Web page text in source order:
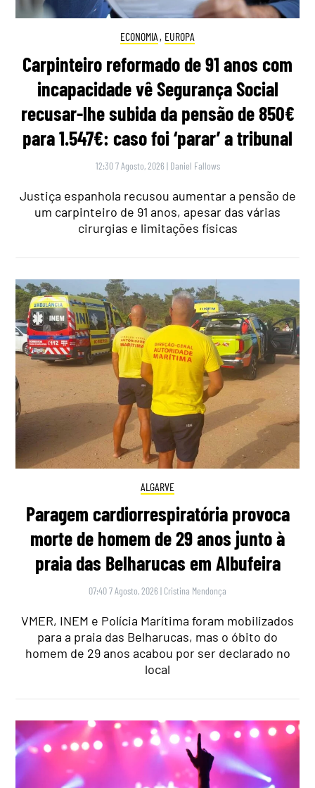
ECONOMIA , EUROPA
Carpinteiro reformado de 91 anos com
incapacidade vê Segurança Social
recusar-lhe subida da pensão de 850€
para 1.547€: caso foi ‘parar’ a tribunal
12:30 7 Agosto, 2026 | Daniel Fallows
Justiça espanhola recusou aumentar a pensão de
um carpinteiro de 91 anos, apesar das várias
cirurgias e limitações físicas
ALGARVE
Paragem cardiorrespiratória provoca
morte de homem de 29 anos junto à
praia das Belharucas em Albufeira
07:40 7 Agosto, 2026 | Cristina Mendonça
VMER, INEM e Polícia Marítima foram mobilizados
para a praia das Belharucas, mas o óbito do
homem de 29 anos acabou por ser declarado no
local